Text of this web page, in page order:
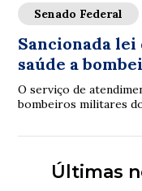
Senado Federal
Sancionada
saúde a
O serviço de
bombeiros militares
Últimas